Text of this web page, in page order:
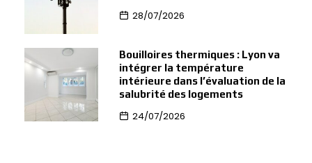
28/07/2026
Bouilloires thermiques : Lyon va
intégrer la température
intérieure dans l’évaluation de la
salubrité des logements
24/07/2026